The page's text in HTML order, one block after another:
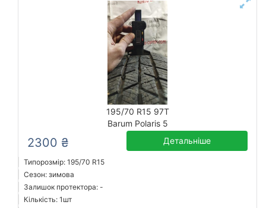
195/70 R15 97T
Barum Polaris 5
2300 ₴ Детальніше
Типорозмір: 195/70 R15
Сезон: зимова
Залишок протектора: -
Кількість: 1шт